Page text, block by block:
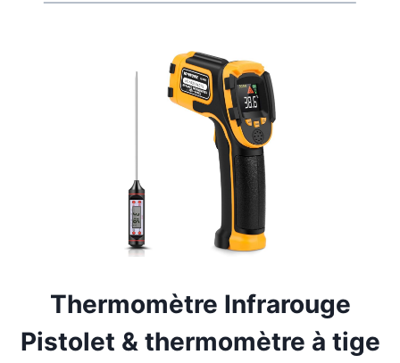
Thermomètre Infrarouge
Pistolet & thermomètre à tige